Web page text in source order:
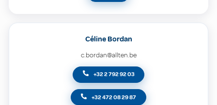
Céline Bordan
c.bordan@allten.be
+32 2 792 92 03
+32 472 08 29 87